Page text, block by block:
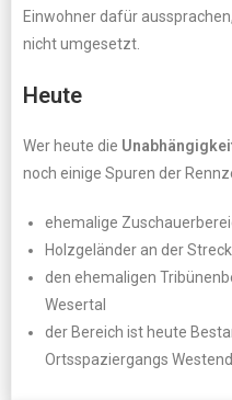
Einwohner dafür
nicht umgesetzt.
Heute
Wer heute die
noch einige Spuren der
ehemalige
Holzgeländer an der
den ehemaligen
Wesertal
der Bereich ist heute
Ortsspaziergangs